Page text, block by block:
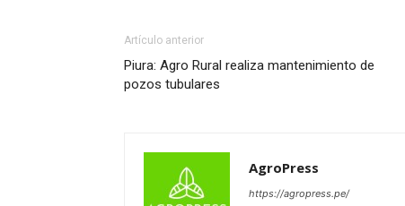
Artículo anterior
Piura: Agro Rural realiza mantenimiento de
pozos tubulares
AgroPress
https://agropress.pe/